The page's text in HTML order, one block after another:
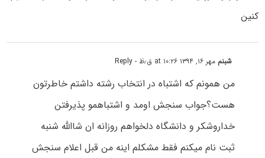
کنین
شبنم مهر ۱۶, ۱۳۹۴ at ۱۰:۲۶ ق٫ظ - Reply
من همونم که اشتباه در انتخاب رشته داشتم خاطرتون
هست؟جواب سنجش اومد و اشتباهمو پذیرفتن
خداروشکر و دانشگاه دلخواهم روزانه ان شاالله شنبه
ثبت نام میکنم فقط مشکلم اینه من قبل اعلام سنجش